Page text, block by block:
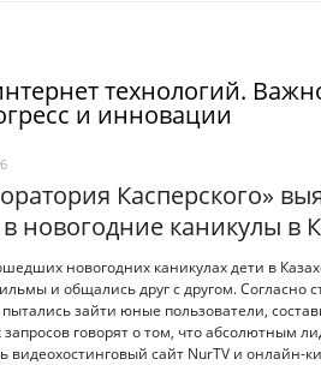
технологий.
и инновации
Касперского»
новогодние каникулы в
новогодних каникулах дети в
и общались друг с другом. Согласно
зайти юные пользователи,
говорят о том, что абсолютным
сайт NurTV и онлайн-